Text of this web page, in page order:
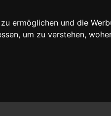
ermöglichen und die
um zu verstehen,
Mit Bus und